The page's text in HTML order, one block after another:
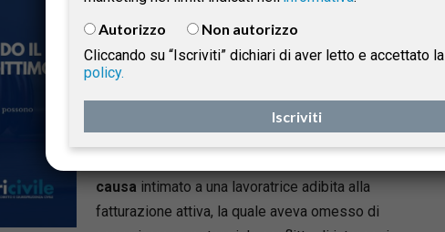
potere di controllo del datore di lavoro sugli strumenti
tecnologici aziendali e il diritto alla riservatezza del
causa intimato a una lavoratrice adibita alla
fatturazione attiva, la quale aveva omesso di
Autorizzo
Non autorizzo
Cliccando su “Iscriviti” dichiari di aver letto e accettato la
policy.
Iscriviti